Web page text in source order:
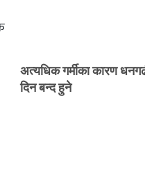
अत्यधिक गर्मीका कारण
दिन बन्द हुने